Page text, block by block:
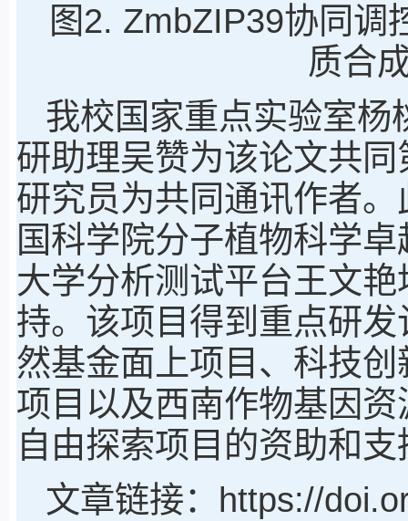
图2. ZmbZIP39协同调
质合
我校国家重点实验室杨
研助理吴赞为该论文共
研究员为共同通讯作者
国科学院分子植物科学
大学分析测试平台王文
持。该项目得到重点研
然基金面上项目、科技
项目以及西南作物基因
自由探索项目的资助和支
文章链接：https://